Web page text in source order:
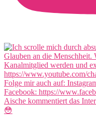
Aische kommentiert das
😳